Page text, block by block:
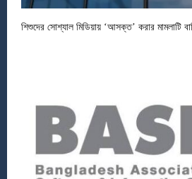
শিশুদের সোশ্যাল মিডিয়ায় ‘আসক্ত’ করার মামলাটি